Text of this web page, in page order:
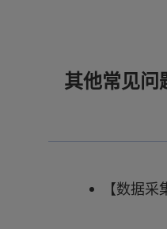
其他常见问
【数据